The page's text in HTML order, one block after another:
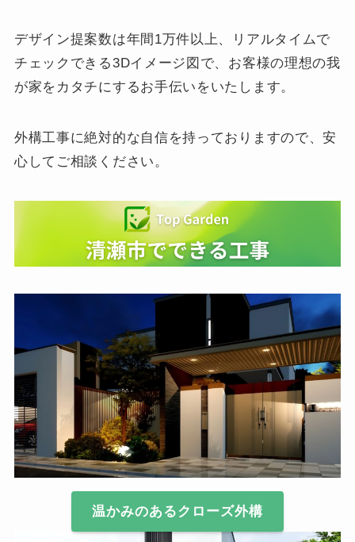
デザイン提案数は年間1万件以上、リアルタイムで
チェックできる3Dイメージ図で、お客様の理想の我
が家をカタチにするお手伝いをいたします。
外構工事に絶対的な自信を持っておりますので、安
心してご相談ください。
温かみのあるクローズ外構